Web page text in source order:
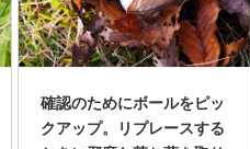
確認のためにボールをピッ
クアップ。リプレースする